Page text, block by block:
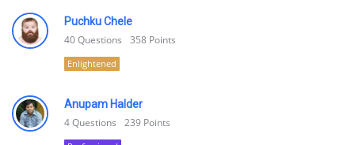
Puchku Chele
40Questions 358 Points
Enlightened
Anupam Halder
4Questions 239 Points